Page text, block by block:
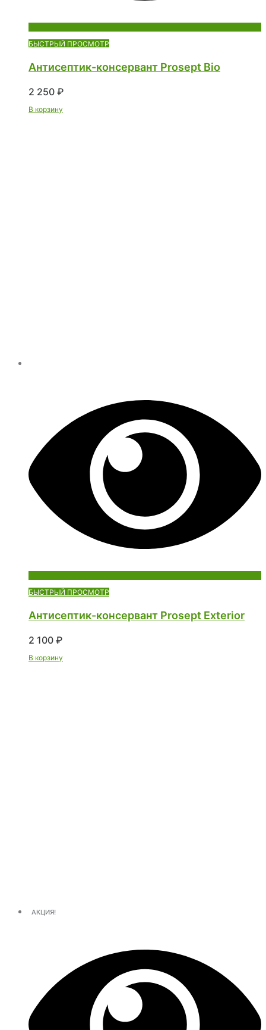
БЫСТРЫЙ ПРОСМОТР
Антисептик-консервант Prosept Bio
2 250 ₽
В корзину
БЫСТРЫЙ ПРОСМОТР
Антисептик-консервант Prosept Exterior
2 100 ₽
В корзину
АКЦИЯ!